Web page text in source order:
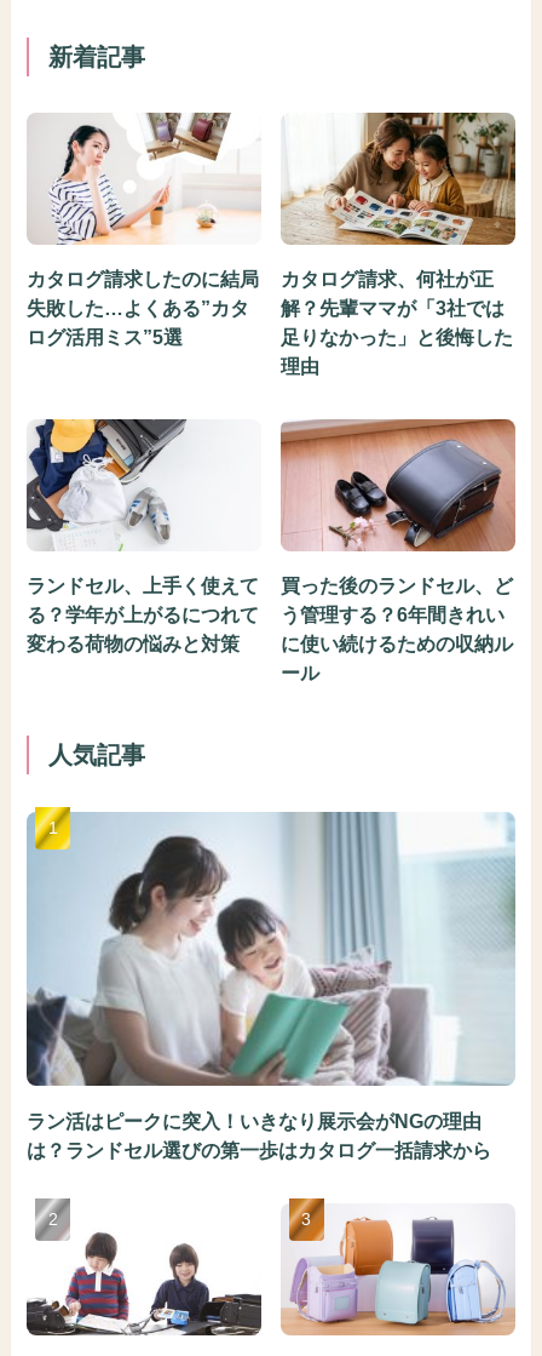
新着記事
カタログ請求したのに結局
失敗した…よくある”カタ
ログ活用ミス”5選
カタログ請求、何社が正
解？先輩ママが「3社では
足りなかった」と後悔した
理由
ランドセル、上手く使えて
る？学年が上がるにつれて
変わる荷物の悩みと対策
買った後のランドセル、ど
う管理する？6年間きれい
に使い続けるための収納ル
ール
人気記事
ラン活はピークに突入！いきなり展示会がNGの理由
は？ランドセル選びの第一歩はカタログ一括請求から